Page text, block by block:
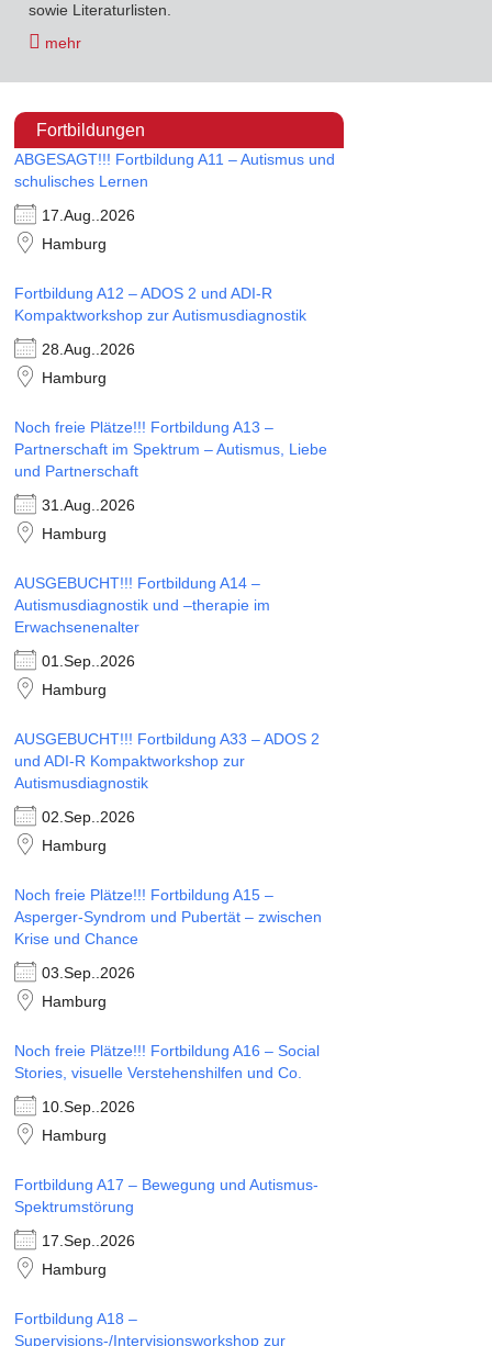
sowie Literaturlisten.
mehr
Fortbildungen
ABGESAGT!!! Fortbildung A11 – Autismus und
schulisches Lernen
17.Aug..2026
Hamburg
Fortbildung A12 – ADOS 2 und ADI-R
Kompaktworkshop zur Autismusdiagnostik
28.Aug..2026
Hamburg
Noch freie Plätze!!! Fortbildung A13 –
Partnerschaft im Spektrum – Autismus, Liebe
und Partnerschaft
31.Aug..2026
Hamburg
AUSGEBUCHT!!! Fortbildung A14 –
Autismusdiagnostik und –therapie im
Erwachsenenalter
01.Sep..2026
Hamburg
AUSGEBUCHT!!! Fortbildung A33 – ADOS 2
und ADI-R Kompaktworkshop zur
Autismusdiagnostik
02.Sep..2026
Hamburg
Noch freie Plätze!!! Fortbildung A15 –
Asperger-Syndrom und Pubertät – zwischen
Krise und Chance
03.Sep..2026
Hamburg
Noch freie Plätze!!! Fortbildung A16 – Social
Stories, visuelle Verstehenshilfen und Co.
10.Sep..2026
Hamburg
Fortbildung A17 – Bewegung und Autismus-
Spektrumstörung
17.Sep..2026
Hamburg
Fortbildung A18 –
Supervisions-/Intervisionsworkshop zur